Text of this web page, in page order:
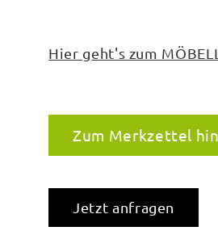
Hier geht's zum
Zum Merkzettel
Jetzt anfragen